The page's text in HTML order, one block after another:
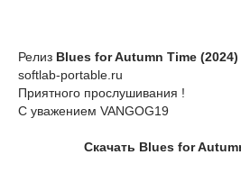
Релиз Blues for Autumn Time (2024)
softlab-portable.ru
Приятного прослушивания !
С уважением VANGOG19
Скачать Blues for